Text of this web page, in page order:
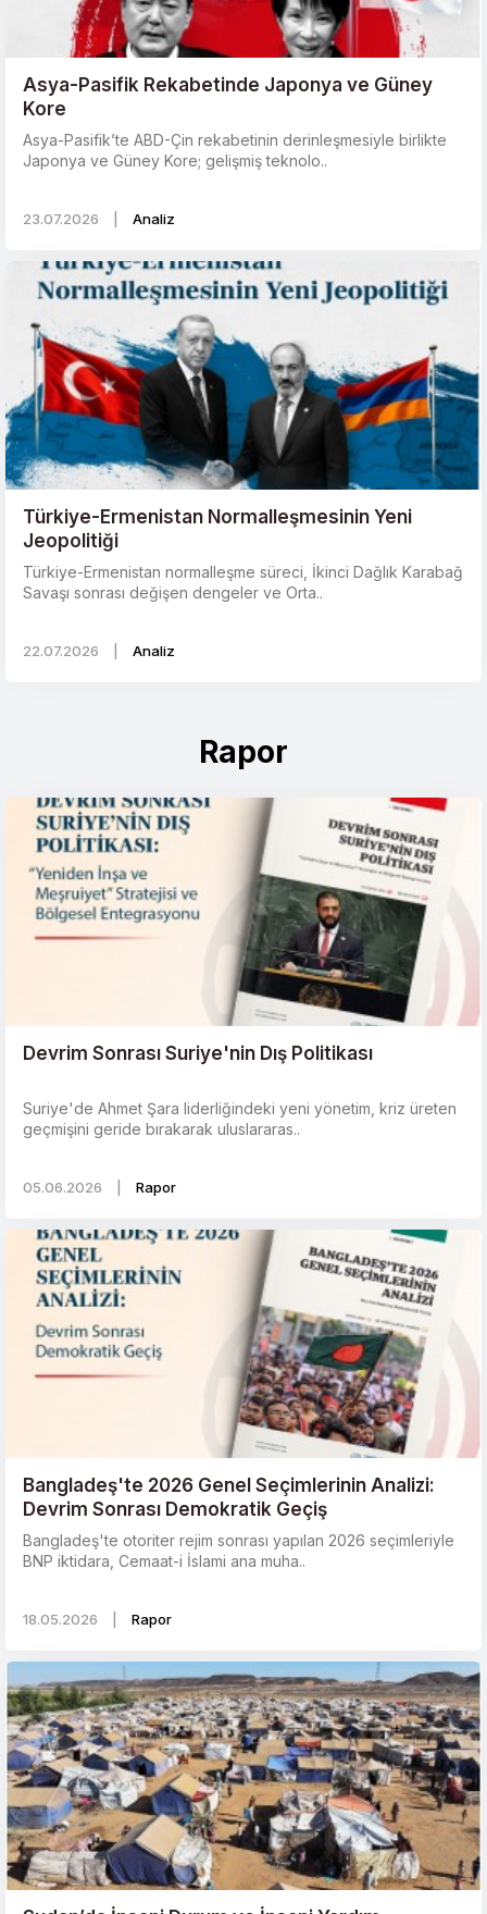
Asya-Pasifik Rekabetinde Japonya ve Güney
Kore
Asya-Pasifik’te ABD-Çin rekabetinin derinleşmesiyle birlikte
Japonya ve Güney Kore; gelişmiş teknolo..
23.07.2026 Analiz
Türkiye-Ermenistan Normalleşmesinin Yeni
Jeopolitiği
Türkiye-Ermenistan normalleşme süreci, İkinci Dağlık Karabağ
Savaşı sonrası değişen dengeler ve Orta..
22.07.2026 Analiz
Rapor
Devrim Sonrası Suriye'nin Dış Politikası
Suriye'de Ahmet Şara liderliğindeki yeni yönetim, kriz üreten
geçmişini geride bırakarak uluslararas..
05.06.2026 Rapor
Bangladeş'te 2026 Genel Seçimlerinin Analizi:
Devrim Sonrası Demokratik Geçiş
Bangladeş'te otoriter rejim sonrası yapılan 2026 seçimleriyle
BNP iktidara, Cemaat-i İslami ana muha..
18.05.2026 Rapor